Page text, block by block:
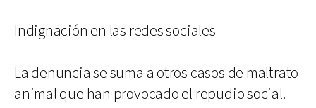
Indignación en las redes sociales
La denuncia se suma a otros casos de maltrato
animal que han provocado el repudio social.